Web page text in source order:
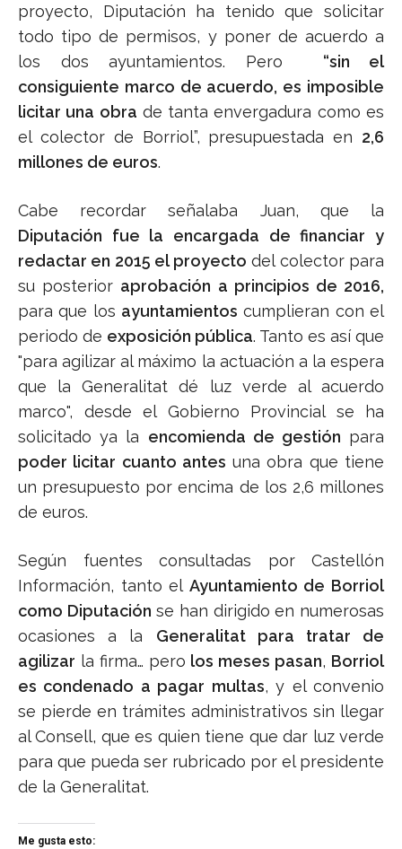
proyecto, Diputación ha tenido que solicitar
todo tipo de permisos, y poner de acuerdo a
los dos ayuntamientos. Pero “sin el
consiguiente marco de acuerdo, es imposible
licitar una obra de tanta envergadura como es
el colector de Borriol”, presupuestada en 2,6
millones de euros.
Cabe recordar señalaba Juan, que la
Diputación fue la encargada de financiar y
redactar en 2015 el proyecto del colector para
su posterior aprobación a principios de 2016,
para que los ayuntamientos cumplieran con el
periodo de exposición pública. Tanto es así que
"para agilizar al máximo la actuación a la espera
que la Generalitat dé luz verde al acuerdo
marco", desde el Gobierno Provincial se ha
solicitado ya la encomienda de gestión para
poder licitar cuanto antes una obra que tiene
un presupuesto por encima de los 2,6 millones
de euros.
Según fuentes consultadas por Castellón
Información, tanto el Ayuntamiento de Borriol
como Diputación se han dirigido en numerosas
ocasiones a la Generalitat para tratar de
agilizar la firma… pero los meses pasan, Borriol
es condenado a pagar multas, y el convenio
se pierde en trámites administrativos sin llegar
al Consell, que es quien tiene que dar luz verde
para que pueda ser rubricado por el presidente
de la Generalitat.
Me gusta esto: